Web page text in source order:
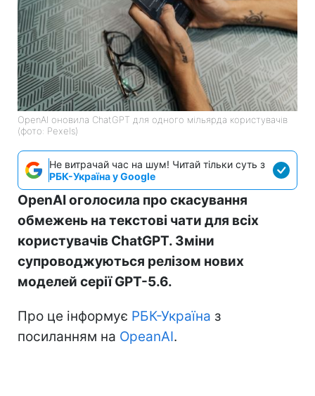
OpenAI оновила ChatGPT для одного мільярда користувачів
(фото: Pexels)
Не витрачай час на шум! Читай тільки суть з
РБК-Україна у Google
OpenAI оголосила про скасування
обмежень на текстові чати для всіх
користувачів ChatGPT. Зміни
супроводжуються релізом нових
моделей серії GPT-5.6.
Про це інформує РБК-Україна з
посиланням на OpeanAI.